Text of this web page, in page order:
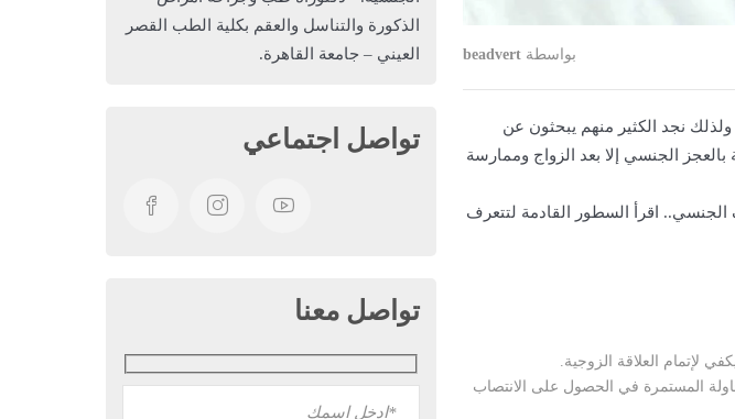
بواسطة beadvert
نجد الكثير منهم يبحثون عن
بنسبة 100% من الإصابة بالعجز الجنسي إلا بعد الزواج وممارسة
اقرأ السطور القادمة لتتعرف
لإتمام العلاقة الزوجية.
المستمرة في الحصول على الانتصاب
الذكورة والتناسل والعقم بكلية الطب القصر
العيني – جامعة القاهرة.
تواصل اجتماعي
تواصل معنا